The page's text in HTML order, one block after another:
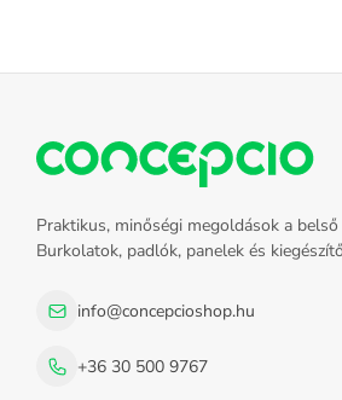
Praktikus, minőségi megoldások a
Burkolatok, padlók, panelek és
info@concepcioshop.hu
+36 30 500 9767